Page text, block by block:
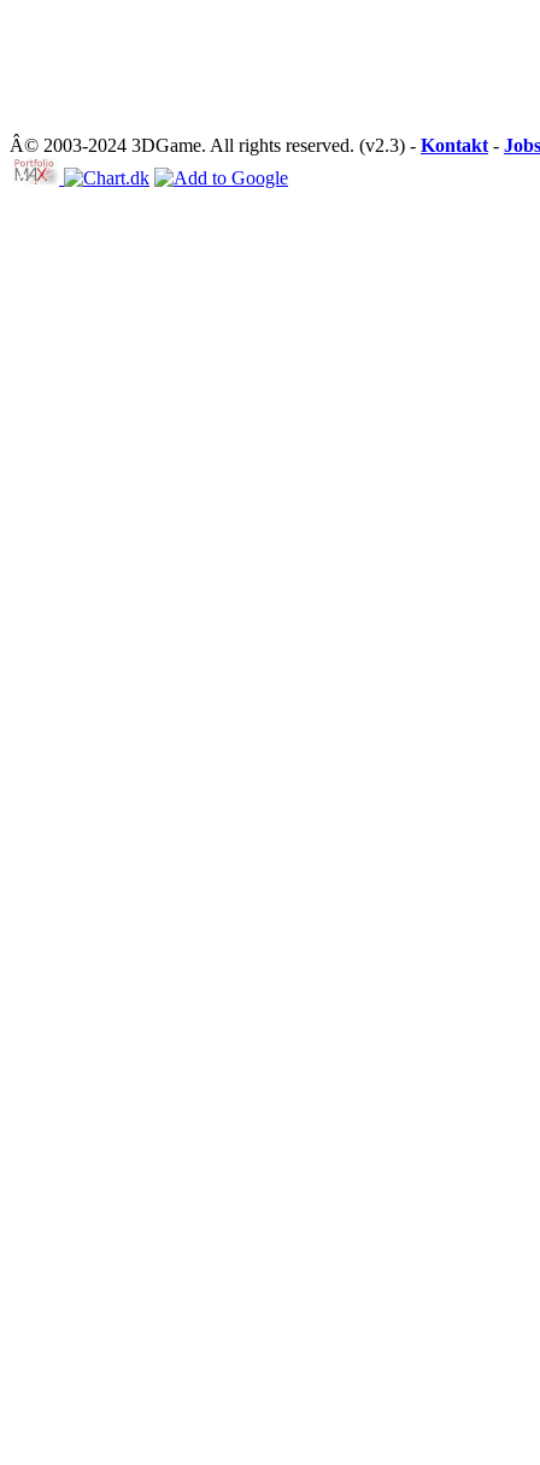
Â© 2003-2024 3DGame. All rights reserved. (v2.3) - Kontakt - Jobs